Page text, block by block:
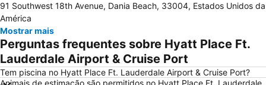
Miami Beach Marina
Bayside Marketplace
Centro de Miami
Coconut Grove
Aventura Mall
Brickell Avenue
Las Olas Boulevard
Port Everglades
Design District
91 Southwest 18th Avenue, Dania Beach, 33004, Estados Unidos da
América
Mostrar mais
Perguntas frequentes sobre Hyatt Place Ft.
Lauderdale Airport & Cruise Port
Tem piscina no Hyatt Place Ft. Lauderdale Airport & Cruise Port?